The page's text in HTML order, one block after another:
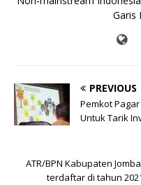
Garis
PREVIOUS
Pemkot
Untuk Tarik
ATR/BPN Kabupaten
terdaftar di tahun